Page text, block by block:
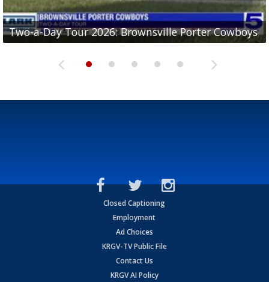
Two-a-Day Tour 2026: Brownsville Porter Cowboys
Two-a-Day Tour 2026: Brownsville Lopez Lobos
Two-a-Day Tour 2026: Mercedes Tigers
Two-a-Day Tour 2026: Progreso Red Ants
Two-a-Day Tour 2026: Donna Redskins
Closed Captioning
Employment
Ad Choices
KRGV-TV Public File
Contact Us
KRGV AI Policy